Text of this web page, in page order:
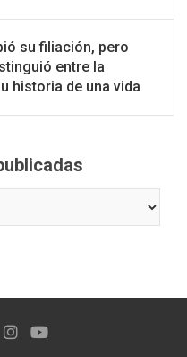
su filiación, pero
entre la
historia de una vida